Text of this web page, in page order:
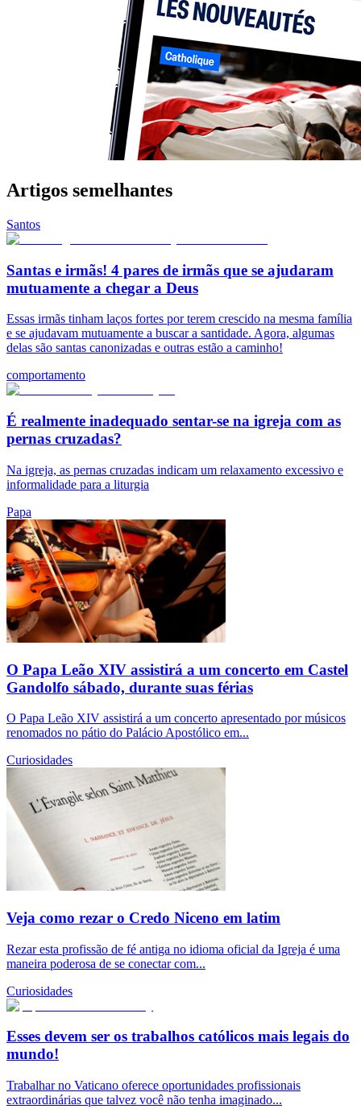
Artigos semelhantes
Santos
Santas e irmãs! 4 pares de irmãs que se ajudaram
mutuamente a chegar a Deus
Essas irmãs tinham laços fortes por terem crescido na mesma família
e se ajudavam mutuamente a buscar a santidade. Agora, algumas
delas são santas canonizadas e outras estão a caminho!
comportamento
É realmente inadequado sentar-se na igreja com as
pernas cruzadas?
Na igreja, as pernas cruzadas indicam um relaxamento excessivo e
informalidade para a liturgia
Papa
O Papa Leão XIV assistirá a um concerto em Castel
Gandolfo sábado, durante suas férias
O Papa Leão XIV assistirá a um concerto apresentado por músicos
renomados no pátio do Palácio Apostólico em...
Curiosidades
Veja como rezar o Credo Niceno em latim
Rezar esta profissão de fé antiga no idioma oficial da Igreja é uma
maneira poderosa de se conectar com...
Curiosidades
Esses devem ser os trabalhos católicos mais legais do
mundo!
Trabalhar no Vaticano oferece oportunidades profissionais
extraordinárias que talvez você não tenha imaginado...